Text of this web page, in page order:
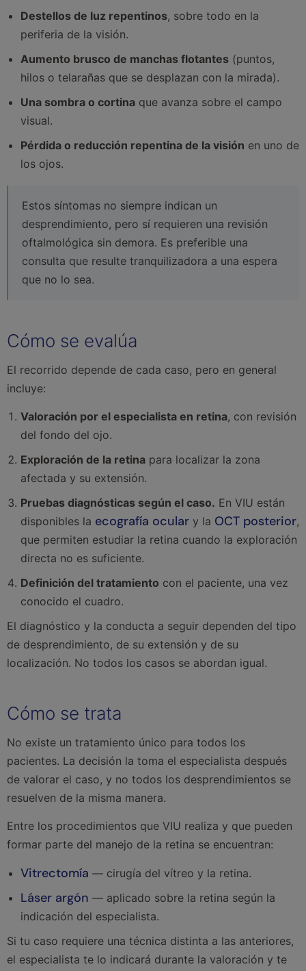
Destellos de luz repentinos, sobre todo en la
periferia de la visión.
Aumento brusco de manchas flotantes (puntos,
hilos o telarañas que se desplazan con la mirada).
Una sombra o cortina que avanza sobre el campo
visual.
Pérdida o reducción repentina de la visión en uno de
los ojos.
Estos síntomas no siempre indican un
desprendimiento, pero sí requieren una revisión
oftalmológica sin demora. Es preferible una
consulta que resulte tranquilizadora a una espera
que no lo sea.
Cómo se evalúa
El recorrido depende de cada caso, pero en general
incluye:
Valoración por el especialista en retina, con revisión
del fondo del ojo.
Exploración de la retina para localizar la zona
afectada y su extensión.
Pruebas diagnósticas según el caso. En VIU están
disponibles la ecografía ocular y la OCT posterior,
que permiten estudiar la retina cuando la exploración
directa no es suficiente.
Definición del tratamiento con el paciente, una vez
conocido el cuadro.
El diagnóstico y la conducta a seguir dependen del tipo
de desprendimiento, de su extensión y de su
localización. No todos los casos se abordan igual.
Cómo se trata
No existe un tratamiento único para todos los
pacientes. La decisión la toma el especialista después
de valorar el caso, y no todos los desprendimientos se
resuelven de la misma manera.
Entre los procedimientos que VIU realiza y que pueden
formar parte del manejo de la retina se encuentran:
Vitrectomía — cirugía del vítreo y la retina.
Láser argón — aplicado sobre la retina según la
indicación del especialista.
Si tu caso requiere una técnica distinta a las anteriores,
el especialista te lo indicará durante la valoración y te